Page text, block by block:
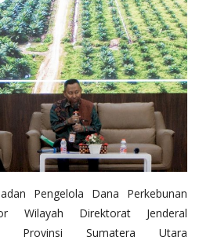
Pengelola Dana Perkebunan
Wilayah Direktorat Jenderal
Provinsi Sumatera Utara